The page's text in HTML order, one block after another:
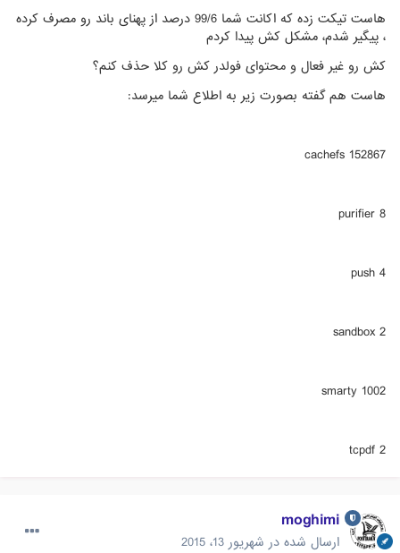
هاست تیکت زده که اکانت شما 99/6 درصد از پهنای باند رو مصرف کرده
، پیگیر شدم، مشکل کش پیدا کردم
کش رو غیر فعال و محتوای فولدر کش رو کلا حذف کنم؟
هاست هم گفته بصورت زیر به اطلاع شما میرسد:
cachefs 152867
purifier 8
push 4
sandbox 2
smarty 1002
tcpdf 2
moghimi
ارسال شده در شهریور 13، 2015